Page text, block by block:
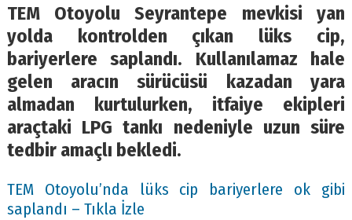
TEM Otoyolu Seyrantepe mevkisi yan
yolda kontrolden çıkan lüks cip,
bariyerlere saplandı. Kullanılamaz hale
gelen aracın sürücüsü kazadan yara
almadan kurtulurken, itfaiye ekipleri
araçtaki LPG tankı nedeniyle uzun süre
tedbir amaçlı bekledi.
TEM Otoyolu’nda lüks cip bariyerlere ok gibi
saplandı – Tıkla İzle